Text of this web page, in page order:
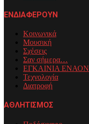
ΕΝΔΙΑΦΕΡΟΥΝ
Κοινωνικά
Μουσική
Σχέσεις
Σαν σήμερα…
ΕΓΚΑΙΝΙΑ
Τεχνολογία
Διατροφή
ΑΘΛΗΤΙΣΜΟΣ